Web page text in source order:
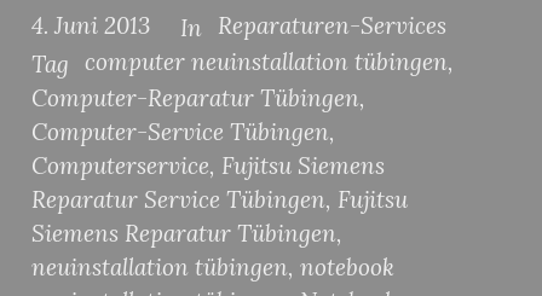
4. Juni 2013 In
Reparaturen-Services
Tag
computer neuinstallation tübingen,
Computer-Reparatur Tübingen,
Computer-Service Tübingen,
Computerservice, Fujitsu Siemens
Reparatur Service Tübingen, Fujitsu
Siemens Reparatur Tübingen,
neuinstallation tübingen, notebook